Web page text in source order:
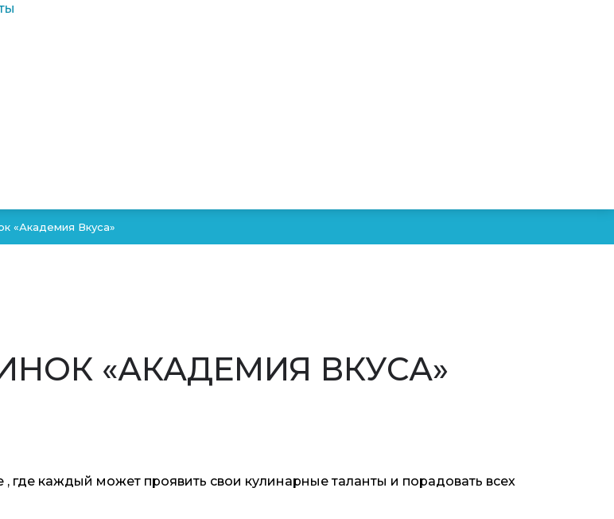
«Академия Вкуса»
«АКАДЕМИЯ ВКУСА»
где каждый может проявить свои кулинарные таланты и порадовать всех